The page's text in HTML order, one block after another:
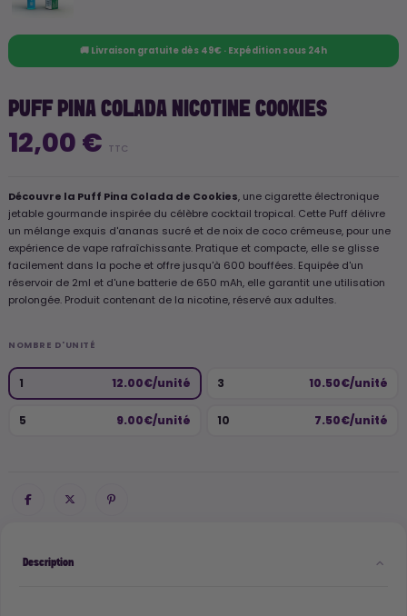
🚚 Livraison gratuite dès 49€ · Expédition sous 24h
PUFF PINA COLADA NICOTINE COOKIES
12,00 € TTC
Découvre la Puff Pina Colada de Cookies, une cigarette électronique
jetable gourmande inspirée du célèbre cocktail tropical. Cette Puff délivre
un mélange exquis d'ananas sucré et de noix de coco crémeuse, pour une
expérience de vape rafraîchissante. Pratique et compacte, elle se glisse
facilement dans la poche et offre jusqu'à 600 bouffées. Equipée d'un
réservoir de 2ml et d'une batterie de 650 mAh, elle garantit une utilisation
prolongée. Produit contenant de la nicotine, réservé aux adultes.
NOMBRE D'UNITÉ
1 12.00€/unité 3 10.50€/unité
5 9.00€/unité 10 7.50€/unité
Description